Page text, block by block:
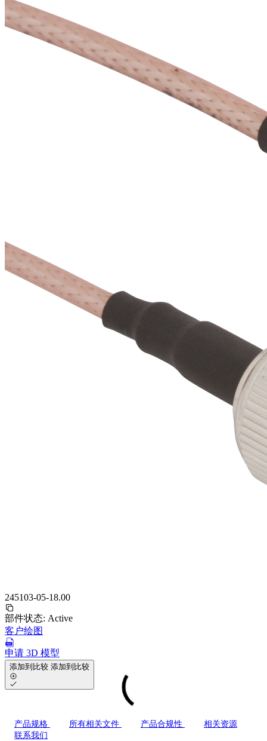
245103-05-18.00
部件状态: Active
客户绘图
申请 3D 模型
添加到比较 添加到比较
产品规格 所有相关文件 产品合规性
相关资源
联系我们